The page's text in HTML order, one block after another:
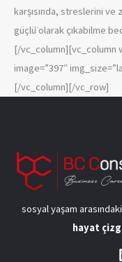
karşısında, streslerini
güçlü̈ olarak çıkabilme
[/vc_column][vc_column
image=”397″
[/vc_column][/vc_row]
sosyal yaşam
hayat